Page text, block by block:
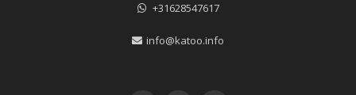
+31628547617
info@katoo.info